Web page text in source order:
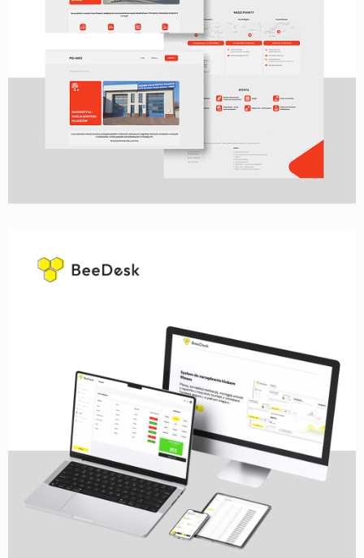
STRONA WWW, IDENTYFIKACJA WIZUALNA,